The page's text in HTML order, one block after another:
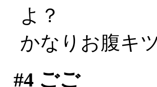
よ？
かなりお腹キ
#4ごご